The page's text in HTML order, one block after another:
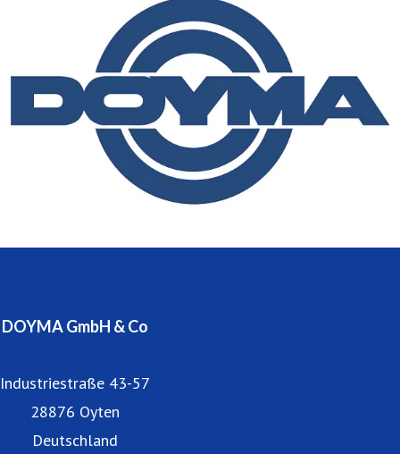
kundenorientiertes Servicedenken sind nur einige der
Leistungen, die den exzellenten Ruf des Unternehmens
begründen.
DOYMA beschäftigt 260 Mitarbeiter in Produktion,
Entwicklung und Vertrieb im Innen- und Außendienst und
ist zur Wahrung seines Qualitätsstandards seit 1995
ständig nach DIN EN ISO 9001 zertifiziert.
DOYMA GmbH & Co
Industriestraße 43-57
28876 Oyten
Deutschland